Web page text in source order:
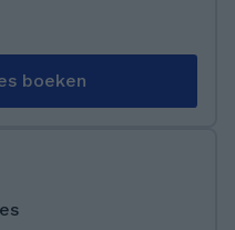
maak ik graag
boeken